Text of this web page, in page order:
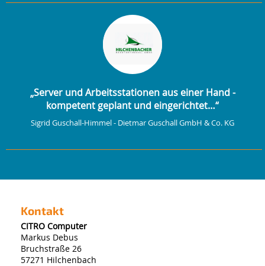
„Server und Arbeitsstationen aus einer Hand -
kompetent geplant und eingerichtet…“
Sigrid Guschall-Himmel - Dietmar Guschall GmbH & Co. KG
Kontakt
CITRO Computer
Markus Debus
Bruchstraße 26
57271 Hilchenbach